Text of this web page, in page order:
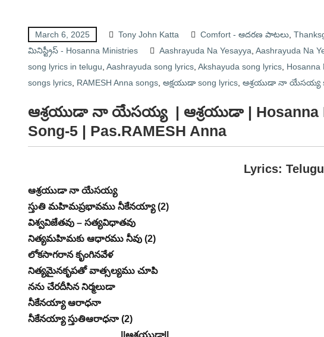
March 6, 2025 Tony John Katta Comfort - ఆదరణ పాటలు
మినిస్ట్రీస్ - Hosanna Ministries
Aashrayuda Na Yesayya Aashrayuda Na
song lyrics in telugu Aashrayuda song lyrics Akshayuda song lyrics Hosanna
songs lyrics RAMESH Anna songs అక్షయుడా song lyrics ఆశ్రయుడా నా యేసయ్య
ఆశ్రయుడా నా యేసయ్య | ఆశ్రయుడా | Hosanna
Song-5 | Pas.RAMESH Anna
Lyrics: Telugu
ఆశ్రయుడా నా యేసయ్య
స్తుతి మహిమప్రభావము నీకేనయ్యా (2)
విశ్వవిజేతవు – సత్యవిధాతవు
నిత్యమహిమకు ఆధారము నీవు (2)
లోకసాగరాన కృంగినవేళ
నిత్యమైనకృపతో వాత్సల్యము చూపి
నను చేరదీసిన నిర్మలుడా
నీకేనయ్యా ఆరాధనా
నీకేనయ్యా స్తుతిఆరాధనా (2)
||ఆశ్రయుడా||